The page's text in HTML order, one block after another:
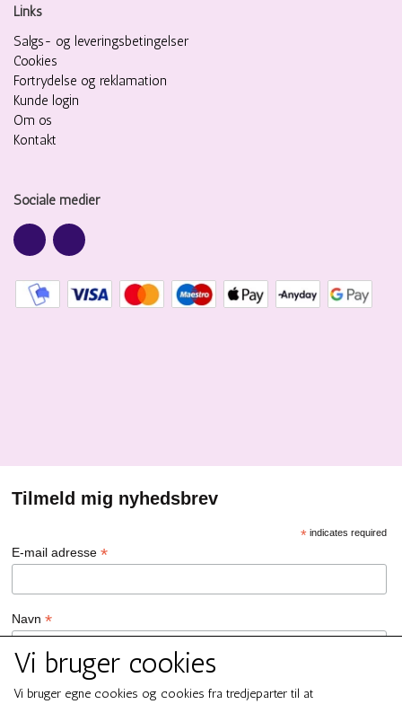
Links
Salgs- og leveringsbetingelser
Cookies
Fortrydelse og reklamation
Kunde login
Om os
Kontakt
Sociale medier
Vi bruger cookies
Vi bruger egne cookies og cookies fra tredjeparter til at
Tilmeld mig nyhedsbrev
*indicates required
E-mail adresse*
Navn*
GDPR Persondata/Privatlivspolitik
Ja tak, jeg vil gerne tilmeldes nyhedsbrevet hos SMUK by GREN